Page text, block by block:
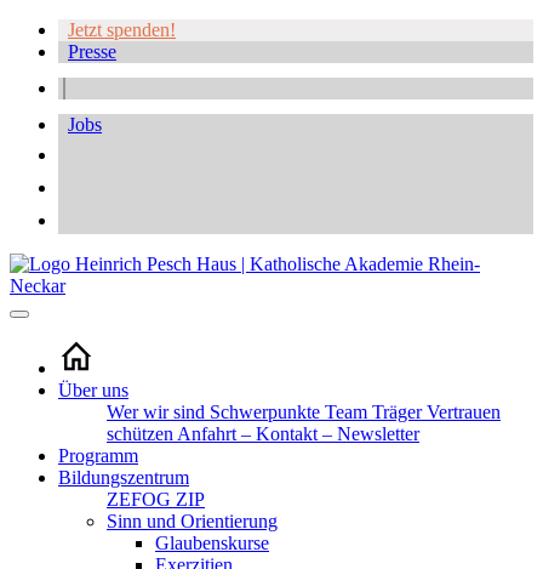
Jetzt spenden!
Presse
Jobs
Über uns
Wer wir sind Schwerpunkte Team TrägerVertrauen
schützen Anfahrt – Kontakt – Newsletter
Programm
Bildungszentrum
ZEFOG ZIP
Sinn und Orientierung
Glaubenskurse
Exerzitien